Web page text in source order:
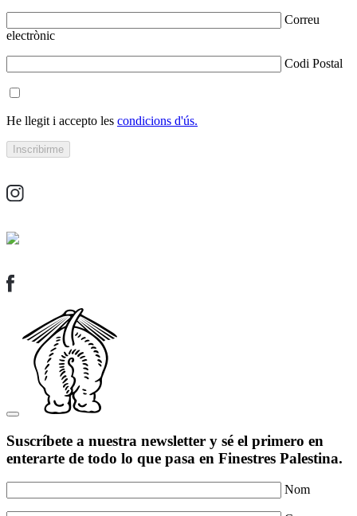
Correu
electrònic
Codi Postal
He llegit i accepto les condicions d'ús.
Suscríbete a nuestra newsletter y sé el primero en
enterarte de todo lo que pasa en Finestres Palestina.
Nom